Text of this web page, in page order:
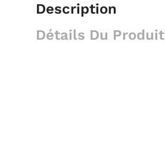
Description
Détails Du Produit